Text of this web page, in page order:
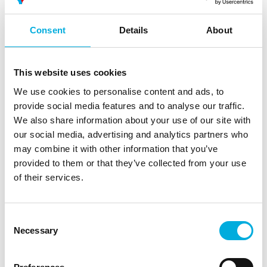
Consent Details About
This website uses cookies
We use cookies to personalise content and ads, to
provide social media features and to analyse our traffic.
We also share information about your use of our site with
our social media, advertising and analytics partners who
may combine it with other information that you’ve
provided to them or that they’ve collected from your use
of their services.
Selection
Necessary
Curabitur auctor lectus posuere, finibus urna sit
amet, accumsan orci. Ut sit amet varius lectus, in
malesuada tortor. Mauris mollis orci ac lorem
tincidunt egestas. Suspendisse sollicitudin
facilisis at tincidunt et, interdum nec ligula.
Pellentesque ac scelerisque eros. Nullam at ante
ultrices, semper augue ac, interdum dui.
Maecenas eu dignissim odio.
Duis ac faucibus lectus. Vestibulum ante ipsum
primis in faucibus orci luctus et ultrices posuere
cubilia curae; Etiam malesuada ante ut erat
tempor fermentum. Proin hendrerit blandit ante
ac turpis egestas.